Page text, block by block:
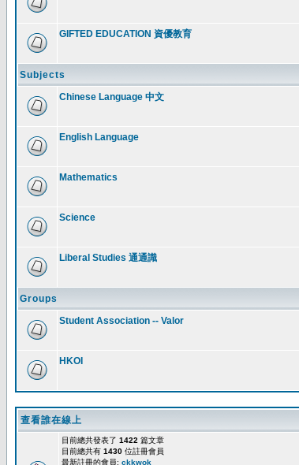
GIFTED EDUCATION 資優教育
Subjects
Chinese Language 中文
English Language
Mathematics
Science
Liberal Studies 通通識
Groups
Student Association -- Valor
HKOI
查看誰在線上
目前總共發表了 1422 篇文章
目前總共有 1430 位註冊會員
最新註冊的會員: ckkwok